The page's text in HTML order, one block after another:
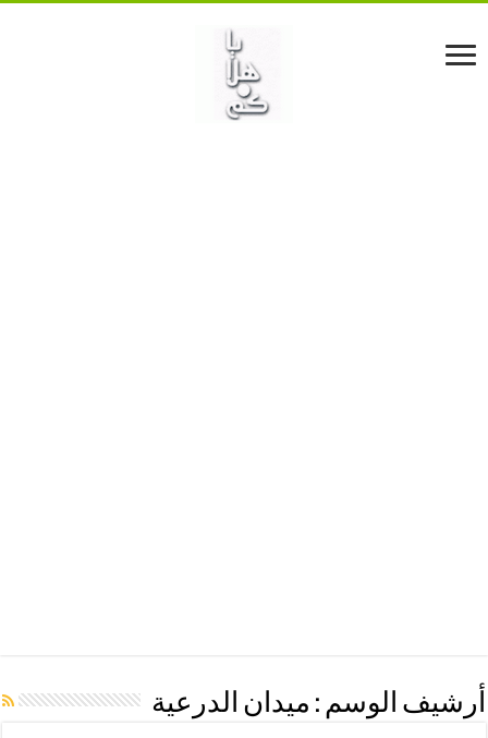
أرشيف الوسم : ميدان الدرعية